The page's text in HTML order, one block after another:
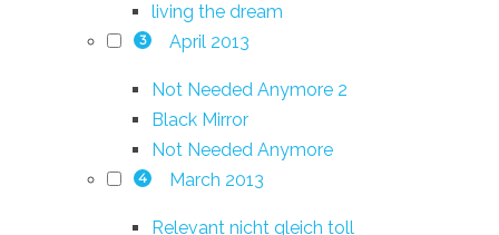
living the dream
3 April 2013
Not Needed Anymore 2
Black Mirror
Not Needed Anymore
4 March 2013
Relevant nicht gleich toll